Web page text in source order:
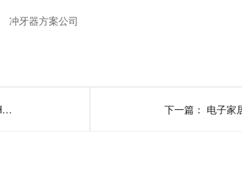
冲牙器方案公司
无线遥控大趋势下，为什么要选433MHz无线遥控芯片？ 下一篇： 电子家